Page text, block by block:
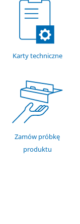
Karty techniczne
Zamów próbkę
produktu